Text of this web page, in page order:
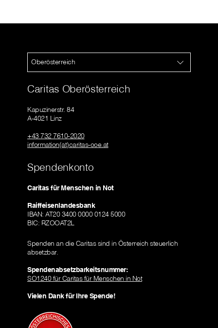
Oberösterreich
Caritas Oberösterreich
Kapuzinerstr. 84
A-4021 Linz
+43 732 7610-2020
information(at)caritas-ooe.at
Spendenkonto
Caritas für Menschen in Not
Raiffeisenlandesbank
IBAN: AT20 3400 0000 0124 5000
BIC: RZOOAT2L
Spenden an die Caritas sind in Österreich steuerlich
absetzbar.
Spendenabsetzbarkeitsnummer:
SO1240 für Caritas für Menschen in Not
Vielen Dank für Ihre Spende!